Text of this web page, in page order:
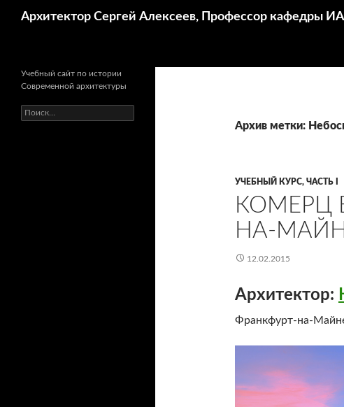
Архитектор Сергей Алексеев, Профессор кафедры
Архив метки:
УЧЕБНЫЙ КУРС, ЧАСТЬ I
КОМЕРЦ
НА-
12.02.2015
Архитектор:
Франкфурт-на-
Учебный сайт по истории
Современной архитектуры
Найти: